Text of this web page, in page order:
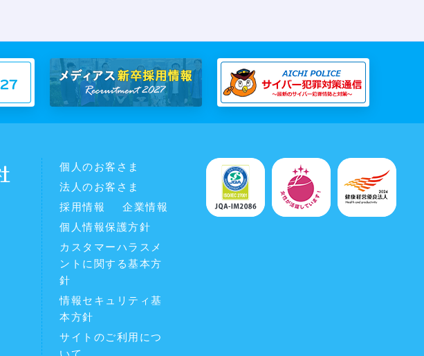
個人のお客さま
法人のお客さま
採用情報
企業情報
個人情報保護方針
カスタマーハラスメ
ントに関する基本方
針
情報セキュリティ基
本方針
サイトのご利用につ
いて